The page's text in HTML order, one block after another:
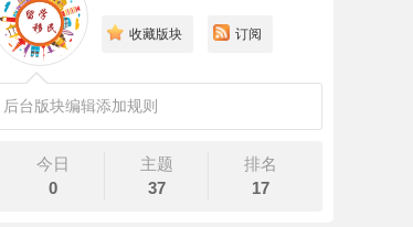
收藏版块 订阅
后台版块编辑添加规则
今日
0
主题
37
排名
17